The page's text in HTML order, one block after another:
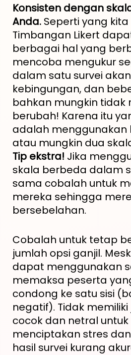
Konsisten dengan
Anda. Seperti yang
Timbangan Likert
berbagai hal yang
mencoba mengukur
dalam satu survei
kebingungan, dan
bahkan mungkin tidak
berubah! Karena itu
adalah menggunakan
atau mungkin dua
Tip ekstra! Jika
skala berbeda dalam
sama cobalah untuk
mereka sehingga
bersebelahan.
Cobalah untuk tetap
jumlah opsi ganjil.
dapat menggunakan
memaksa peserta
condong ke satu sisi
negatif). Tidak
cocok dan netral
menciptakan stres
hasil survei kurang